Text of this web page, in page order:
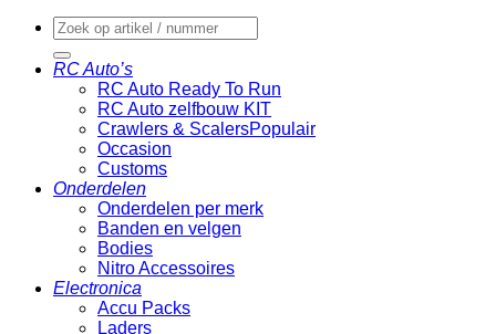
Zoeken
naar:
RC Auto’s
RC Auto Ready To Run
RC Auto zelfbouw KIT
Crawlers & Scalers
Occasion
Customs
Onderdelen
Onderdelen per merk
Banden en velgen
Bodies
Nitro Accessoires
Electronica
Accu Packs
Laders